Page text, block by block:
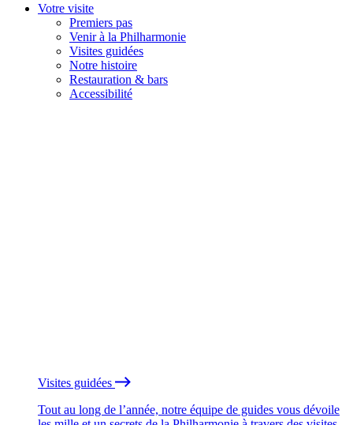
Votre visite
Premiers pas
Venir à la Philharmonie
Visites guidées
Notre histoire
Restauration & bars
Accessibilité
Visites guidées
Tout au long de l’année, notre équipe de guides vous dévoile